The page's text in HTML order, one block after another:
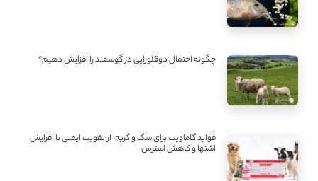
چگونه احتمال دوقلوزایی در گوسفند را افزایش دهیم؟
فواید گاماویت برای سگ و گربه؛ از تقویت ایمنی تا افزایش
اشتها و کاهش استرس